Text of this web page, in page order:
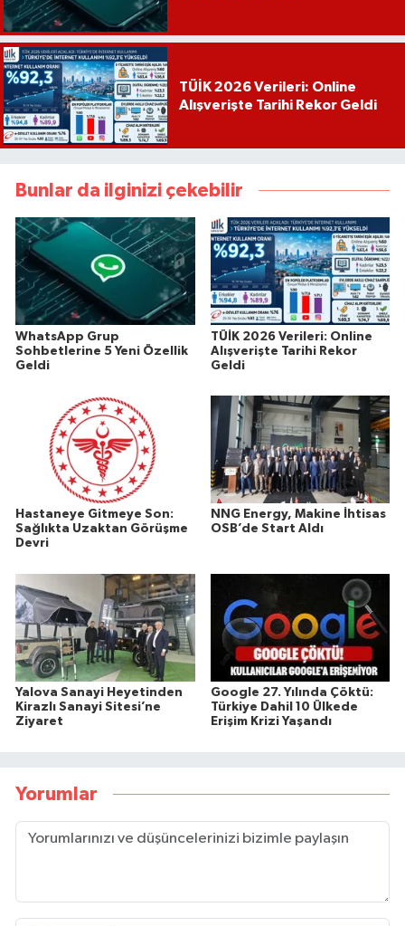
TÜİK 2026 Verileri: Online
Alışverişte Tarihi Rekor Geldi
Bunlar da ilginizi çekebilir
WhatsApp Grup
Sohbetlerine 5 Yeni Özellik
Geldi
TÜİK 2026 Verileri: Online
Alışverişte Tarihi Rekor
Geldi
Hastaneye Gitmeye Son:
Sağlıkta Uzaktan Görüşme
Devri
NNG Energy, Makine İhtisas
OSB’de Start Aldı
Yalova Sanayi Heyetinden
Kirazlı Sanayi Sitesi’ne
Ziyaret
Google 27. Yılında Çöktü:
Türkiye Dahil 10 Ülkede
Erişim Krizi Yaşandı
Yorumlar